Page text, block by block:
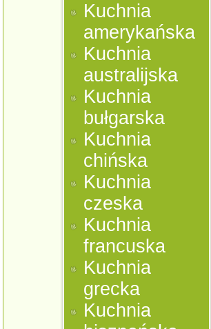
Kuchnia
amerykańska
Kuchnia
australijska
Kuchnia
bułgarska
Kuchnia
chińska
Kuchnia
czeska
Kuchnia
francuska
Kuchnia
grecka
Kuchnia